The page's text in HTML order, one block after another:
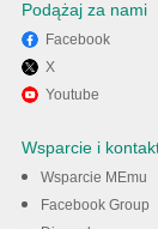
Podążaj za nami
Facebook
X
Youtube
Wsparcie i
Wsparcie MEmu
Facebook Group